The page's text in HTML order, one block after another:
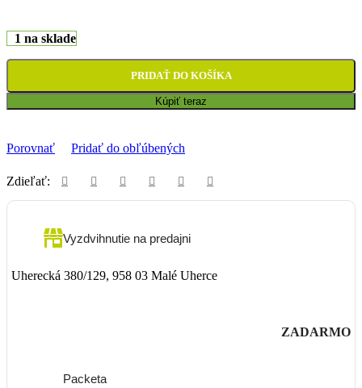
1 na sklade
PRIDAŤ DO KOŠÍKA
Kúpiť teraz
Porovnať Pridať do obľúbených
Zdieľať:
Vyzdvihnutie na predajni
Uherecká 380/129, 958 03 Malé Uherce
ZADARMO
Packeta